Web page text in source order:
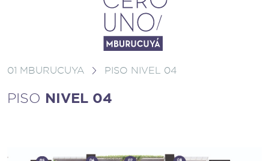
01 MBURUCUYA PISO NIVEL 04
PISO NIVEL 04